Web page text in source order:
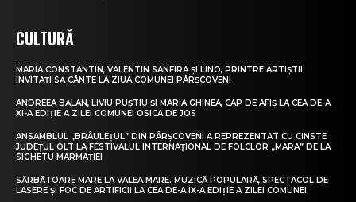
CULTURĂ
MARIA CONSTANTIN, VALENTIN SANFIRA ȘI LINO, PRINTRE ARTIȘTII
INVITAȚI SĂ CÂNTE LA ZIUA COMUNEI PÂRȘCOVENI
ANDREEA BĂLAN, LIVIU PUȘTIU ȘI MARIA GHINEA, CAP DE AFIȘ LA CEA DE-A
XI-A EDIȚIE A ZILEI COMUNEI OSICA DE JOS
ANSAMBLUL „BRÂULEȚUL” DIN PÂRȘCOVENI A REPREZENTAT CU CINSTE
JUDEȚUL OLT LA FESTIVALUL INTERNAȚIONAL DE FOLCLOR „MARA” DE LA
SIGHETU MARMAȚIEI
SĂRBĂTOARE MARE LA VALEA MARE. MUZICĂ POPULARĂ, SPECTACOL DE
LASERE ȘI FOC DE ARTIFICII LA CEA DE-A IX-A EDIȚIE A ZILEI COMUNEI